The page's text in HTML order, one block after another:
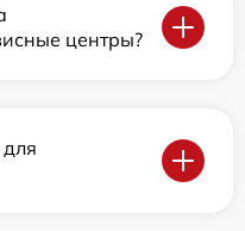
центры?